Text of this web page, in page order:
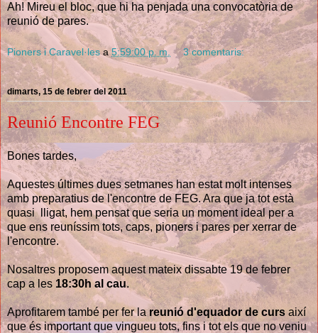
Ah! Mireu el bloc, que hi ha penjada una convocatòria de
reunió de pares.
Pioners i Caravel·les a5:59:00 p. m. 3 comentaris:
dimarts, 15 de febrer del 2011
Reunió Encontre FEG
Bones tardes,
Aquestes últimes dues setmanes han estat molt intenses
amb preparatius de l'encontre de FEG. Ara que ja tot està
quasi lligat, hem pensat que seria un moment ideal per a
que ens reuníssim tots, caps, pioners i pares per xerrar de
l'encontre.
Nosaltres proposem aquest mateix dissabte 19 de febrer
cap a les 18:30h al cau.
Aprofitarem també per fer lareunió d'equador de curs així
que és important que vingueu tots, fins i tot els que no veniu